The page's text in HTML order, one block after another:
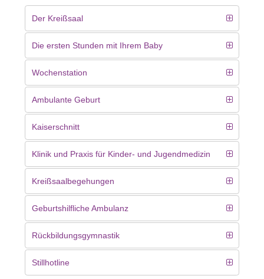
Der Kreißsaal
Die ersten Stunden mit Ihrem Baby
Wochenstation
Ambulante Geburt
Kaiserschnitt
Klinik und Praxis für Kinder- und Jugendmedizin
Kreißsaalbegehungen
Geburtshilfliche Ambulanz
Rückbildungsgymnastik
Stillhotline